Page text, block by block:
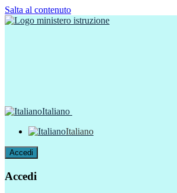
Salta al contenuto
Italiano
Italiano
Accedi
Accedi